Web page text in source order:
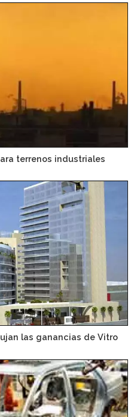
terrenos industriales
las ganancias de Vitro